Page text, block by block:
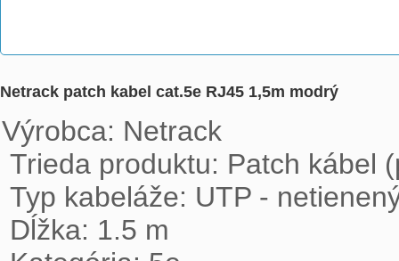
Netrack patch kabel cat.5e RJ45 1,5m modrý
Výrobca: Netrack